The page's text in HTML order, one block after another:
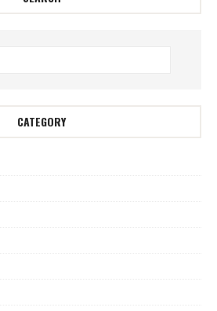
CATEGORY